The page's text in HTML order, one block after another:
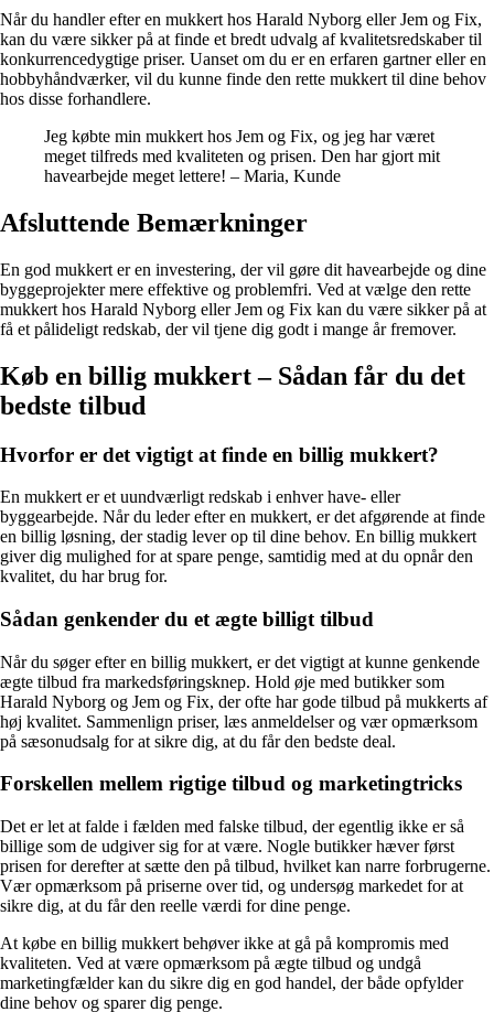
Når du handler efter en mukkert hos Harald Nyborg eller Jem og Fix,
kan du være sikker på at finde et bredt udvalg af kvalitetsredskaber til
konkurrencedygtige priser. Uanset om du er en erfaren gartner eller en
hobbyhåndværker, vil du kunne finde den rette mukkert til dine behov
hos disse forhandlere.
Jeg købte min mukkert hos Jem og Fix, og jeg har været
meget tilfreds med kvaliteten og prisen. Den har gjort mit
havearbejde meget lettere! – Maria, Kunde
Afsluttende Bemærkninger
En god mukkert er en investering, der vil gøre dit havearbejde og dine
byggeprojekter mere effektive og problemfri. Ved at vælge den rette
mukkert hos Harald Nyborg eller Jem og Fix kan du være sikker på at
få et pålideligt redskab, der vil tjene dig godt i mange år fremover.
Køb en billig mukkert – Sådan får du det
bedste tilbud
Hvorfor er det vigtigt at finde en billig mukkert?
En mukkert er et uundværligt redskab i enhver have- eller
byggearbejde. Når du leder efter en mukkert, er det afgørende at finde
en billig løsning, der stadig lever op til dine behov. En billig mukkert
giver dig mulighed for at spare penge, samtidig med at du opnår den
kvalitet, du har brug for.
Sådan genkender du et ægte billigt tilbud
Når du søger efter en billig mukkert, er det vigtigt at kunne genkende
ægte tilbud fra markedsføringsknep. Hold øje med butikker som
Harald Nyborg og Jem og Fix, der ofte har gode tilbud på mukkerts af
høj kvalitet. Sammenlign priser, læs anmeldelser og vær opmærksom
på sæsonudsalg for at sikre dig, at du får den bedste deal.
Forskellen mellem rigtige tilbud og marketingtricks
Det er let at falde i fælden med falske tilbud, der egentlig ikke er så
billige som de udgiver sig for at være. Nogle butikker hæver først
prisen for derefter at sætte den på tilbud, hvilket kan narre forbrugerne.
Vær opmærksom på priserne over tid, og undersøg markedet for at
sikre dig, at du får den reelle værdi for dine penge.
At købe en billig mukkert behøver ikke at gå på kompromis med
kvaliteten. Ved at være opmærksom på ægte tilbud og undgå
marketingfælder kan du sikre dig en god handel, der både opfylder
dine behov og sparer dig penge.